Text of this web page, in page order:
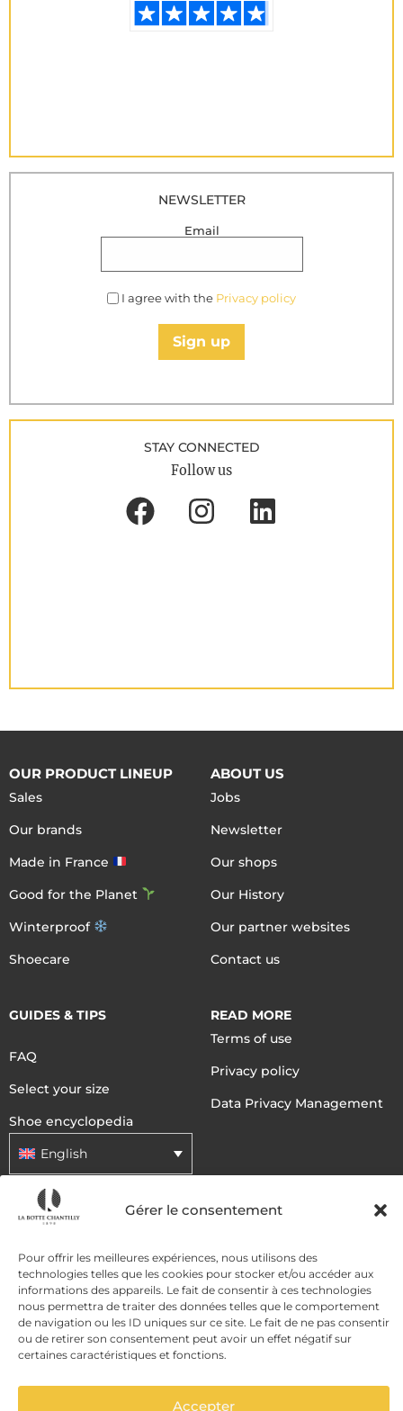
Gérer le consentement
Pour offrir les meilleures expériences, nous utilisons des
technologies telles que les cookies pour stocker et/ou accéder aux
informations des appareils. Le fait de consentir à ces technologies
nous permettra de traiter des données telles que le comportement
de navigation ou les ID uniques sur ce site. Le fait de ne pas consentir
ou de retirer son consentement peut avoir un effet négatif sur
certaines caractéristiques et fonctions.
Accepter
NEWSLETTER
Email
I agree with the Privacy policy
Sign up
STAY CONNECTED
Follow us
OUR PRODUCT LINEUP
Sales
Our brands
Made in France
Good for the Planet
Winterproof
Shoecare
ABOUT US
Jobs
Newsletter
Our shops
Our History
Our partner websites
Contact us
GUIDES & TIPS
FAQ
Select your size
Shoe encyclopedia
English
READ MORE
Terms of use
Privacy policy
Data Privacy Management
DELIVERY METHODS
PAYMENT METHODS